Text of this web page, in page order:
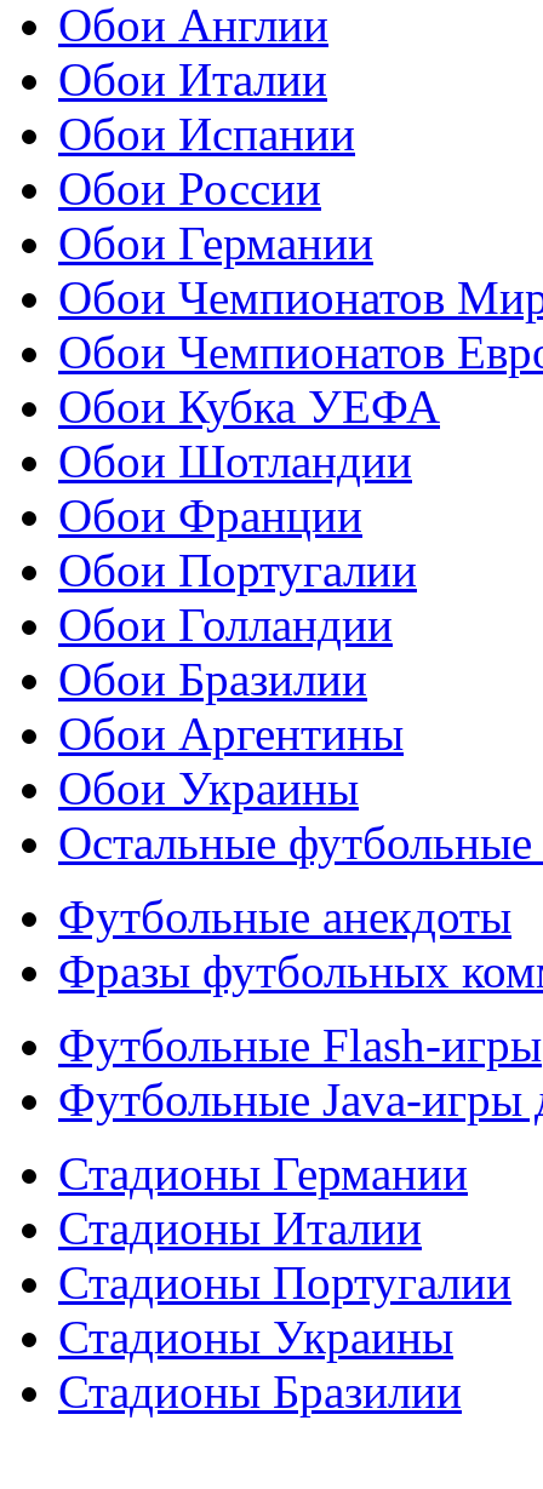
Обои Англии
Обои Италии
Обои Испании
Обои России
Обои Германии
Обои Чемпионатов
Обои Чемпионатов
Обои Кубка УЕФА
Обои Шотландии
Обои Франции
Обои Португалии
Обои Голландии
Обои Бразилии
Обои Аргентины
Обои Украины
Остальные
Футбольные анекдоты
Фразы футбольных
Футбольные Flash-игры
Футбольные Java-игры
Стадионы Германии
Стадионы Италии
Стадионы Португалии
Стадионы Украины
Стадионы Бразилии